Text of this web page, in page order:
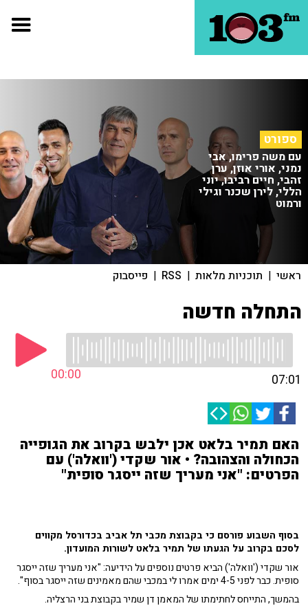
ספורט
עם משה פרימו, אבי
נמני, אורי אוזן, ערן
זהבי, חיים רביבו, יוני
הללי, לירן שכנר וגילי
ורמוט
ראשי | תוכניות מלאות |
RSS
| פייסבוק
התחלה חדשה
00:00 07:01
האם תמיר בלאט אכן ילבש בקרוב את הגופייה
הכחולה והצהובה? • אור שקדי ('וואלה') עם
הפרטים: "אני מעריך שזה ייסגר סופית"
בסוף השבוע פורסם כי בקבוצת מכבי תל אביב בכדורסל מקווים
לסכם בקרוב על הגעתו של תמיר בלאט לשורות המועדון.
אור שקדי ('וואלה') הביא פרטים נוספים על הידיעה: "אני מעריך שזה ייסגר
סופית. כבר לפני 4-5 ימים אמרו לי במכבי שהם מאמינים שזה ייסגר בסוף".
בהמשך, התייחס לחתימתו של המאמן דן שמיר בקבוצת בני הרצליה.